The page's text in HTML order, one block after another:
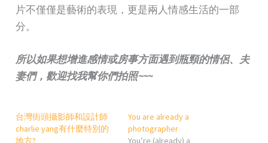
片不僅僅是藝術的表現，更是兩人情感生活的一部
分。
所以如果想增進感情或房事方面遇到瓶頸的情侶、夫
妻們，歡迎找我幫你們拍照~~~
台灣街頭攝影師和設計師
charlie yang有什麼特別的
地方?
You are already a
photographer
You’re (already) a